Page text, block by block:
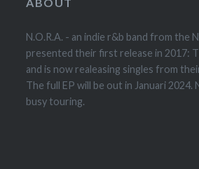
N.O.R.A. - an indie r&b band from the
presented their first release in 2017:
and is now realeasing singles from
The full EP will be out in Januari 2024.
busy touring.